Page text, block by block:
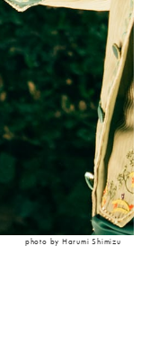
photo by Harumi Shimizu